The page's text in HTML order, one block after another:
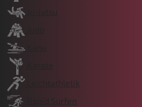
Ju-Jutsu
Leichtathletik
Rapid Surfen